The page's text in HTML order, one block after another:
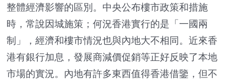
整體經濟影響的區別。中央公布樓市政策和措施
時，常說因城施策；何況香港實行的是「一國兩
制」，經濟和樓市情況也與內地大不相同。近來香
港有銀行加息，發展商減價促銷等正好反映了本地
市場的實況。內地有許多東西值得香港借鑒，但不